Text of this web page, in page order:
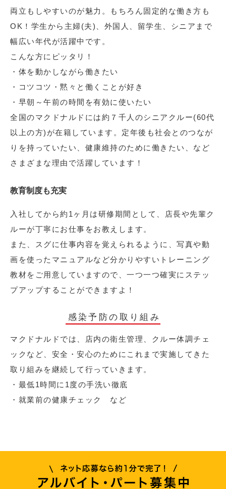
両立もしやすいのが魅力。もちろん固定的な働き方も
OK！学生から主婦(夫)、外国人、留学生、シニアまで
幅広い年代が活躍中です。
こんな方にピッタリ！
・体を動かしながら働きたい
・コツコツ・黙々と働くことが好き
・早朝～午前の時間を有効に使いたい
全国のマクドナルドには約７千人のシニアクルー(60代
以上の方)が在籍しています。定年後も社会とのつなが
りを持っていたい、健康維持のために働きたい、など
さまざまな理由で活躍しています！
教育制度も充実
入社してから約1ヶ月は研修期間として、店長や先輩ク
ルーが丁寧にお仕事をお教えします。
また、スグに仕事内容を覚えられるように、写真や動
画を使ったマニュアルなど分かりやすいトレーニング
教材をご用意していますので、一つ一つ確実にステッ
プアップすることができますよ！
感染予防の取り組み
マクドナルドでは、店内の衛生管理、クルー体調チェ
ックなど、安全・安心のためにこれまで実施してきた
取り組みを継続して行っていきます。
・最低1時間に1度の手洗い徹底
・就業前の健康チェック など